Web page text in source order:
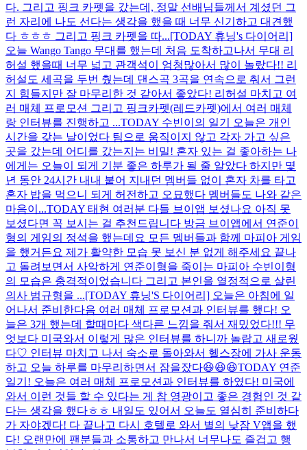
다. 그리고 핑크 카펫을 갔는데, 정말 선배님들께서 계셨던 그
런 자리에 나도 선다는 생각을 했을 때 너무 신기하고 대견했
다 ㅎㅎㅎ 그리고 핑크 카펫을 따...[TODAY 휴닝's 다이어리]
오늘 Wango Tango 무대를 했는데 처음 도착하고나서 무대 리
허설 했을때 너무 넓고 관객석이 엄청많아서 많이 놀랐다!! 리
허설도 세곡을 두번 췄는데 댄스곡 3곡을 연속으로 춰서 그런
지 힘들지만 잘 마무리한 것 같아서 좋았다! 리허설 마치고 여
러 매체 프로모션 그리고 핑크카펫(레드카펫)에서 여러 매체
랑 인터뷰를 진행하고 ...TODAY 수빈이의 일기 오늘은 개인
시간을 갖는 날이었다 팀으로 움직이지 않고 각자 가고 싶은
곳을 갔는데 어디를 갔는지는 비밀! 혼자 있는 걸 좋아하는 나
에게는 오늘이 되게 기분 좋은 하루가 될 줄 알았다 하지만 몇
년 동안 24시간 내내 붙어 지내던 멤버들 없이 혼자 차를 타고
혼자 밥을 먹으니 되게 허전하고 오묘했다 멤버들도 나와 같은
마음이...TODAY 태현 여러분 다들 브이앱 보셨나요 아직 못
보셨다면 꼭 보시는 걸 추천드립니다 방금 브이앱에서 연준이
형의 게임의 정석을 했는데요 모든 멤버들과 함께 마피아 게임
을 했거든요 제가 활약한 모습 못 보신 분 없게 해주세요 끝나
고 돌려보면서 사악하게 연준이형을 죽이는 마피아 수빈이형
의 모습은 충격적이었습니다 그리고 본인을 열정적으로 살린
의사 범규형을 ...[TODAY 휴닝'S 다이어리] 오늘은 아침에 일
어나서 준비한다음 여러 매체 프로모션과 인터뷰를 했다! 오
늘은 3개 했는데 할때마다 색다른 느낌을 줘서 재밌었다!!! 무
엇보다 미국와서 이렇게 많은 인터뷰를 하니까 놀랍고 새로웠
다♡ 인터뷰 마치고 나서 숙소로 돌아와서 헬스장에 가사 운동
하고 오늘 하루를 마무리하면서 잠을잤다😆😆😆TODAY 연준
일기! 오늘은 여러 매체 프로모션과 인터뷰를 하였다! 미국에
와서 이런 것들 할 수 있다는 게 참 영광이고 좋은 경험인 것 같
다는 생각을 했다ㅎㅎ 내일도 있어서 오늘도 열심히 준비하다
가 자야겠다! 다 끝나고 다시 호텔로 와서 별의 낮잠 V앱을 했
다! 오랜만에 팬분들과 소통하고 만나서 너무나도 즐겁고 행